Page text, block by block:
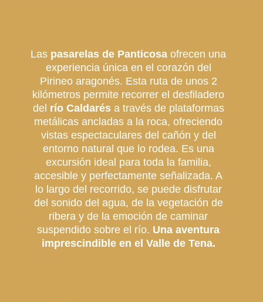
Las pasarelas de Panticosa ofrecen una
experiencia única en el corazón del
Pirineo aragonés. Esta ruta de unos 2
kilómetros permite recorrer el desfiladero
del río Caldarésa través de plataformas
metálicas ancladas a la roca, ofreciendo
vistas espectaculares del cañón y del
entorno natural que lo rodea. Es una
excursión ideal para toda la familia,
accesible y perfectamente señalizada. A
lo largo del recorrido, se puede disfrutar
del sonido del agua, de la vegetación de
ribera y de la emoción de caminar
suspendido sobre el río. Una aventura
imprescindible en el Valle de Tena.